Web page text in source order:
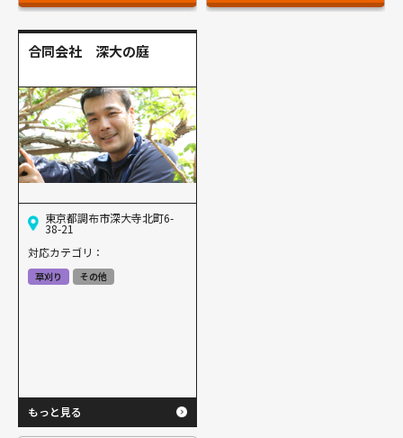
合同会社 深大の庭
東京都調布市深大寺北町6-
38-21
対応カテゴリ：
草刈り その他
もっと見る